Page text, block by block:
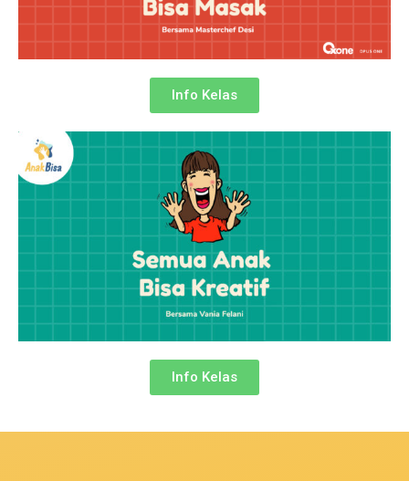
Info Kelas
Info Kelas